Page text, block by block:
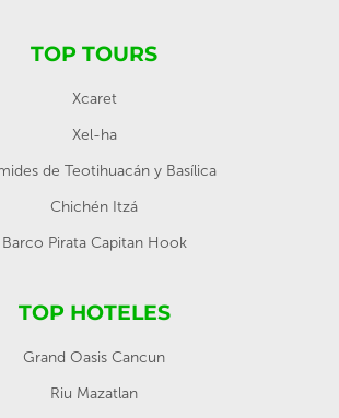
TOP TOURS
Xcaret
Xel-ha
de Teotihuacán y Basílica
Chichén Itzá
Barco Pirata Capitan Hook
TOP HOTELES
Grand Oasis Cancun
Riu Mazatlan